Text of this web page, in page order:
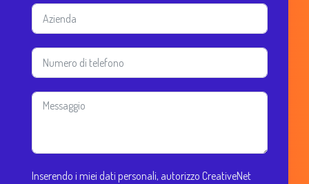
Inserendo i miei dati personali, autorizzo CreativeNet